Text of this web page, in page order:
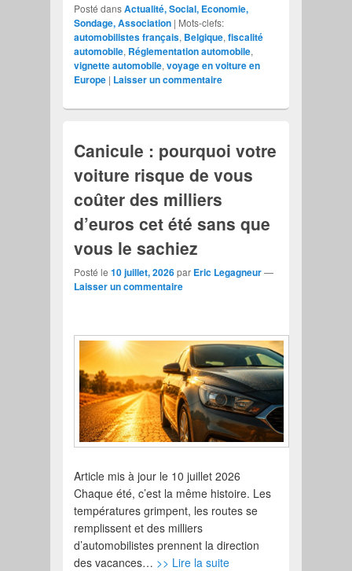
Posté dansActualité, Social, Economie,
Sondage, Association | Mots-clefs:
automobilistes français, Belgique,fiscalité
automobile, Réglementation automobile,
vignette automobile,voyage en voiture en
Europe | Laisser un commentaire
Canicule : pourquoi votre
voiture risque de vous
coûter des milliers
d’euros cet été sans que
vous le sachiez
Posté le10 juillet, 2026par Eric Legagneur—
Laisser un commentaire
Article mis à jour le 10 juillet 2026
Chaque été, c’est la même histoire. Les
températures grimpent, les routes se
remplissent et des milliers
d’automobilistes prennent la direction
des vacances… >> Lire la suite